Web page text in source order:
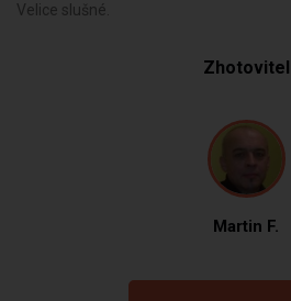
Velice slušné.
Zhotovitel
Martin F.